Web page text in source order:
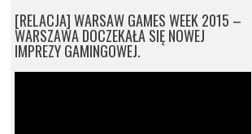
[RELACJA] WARSAW GAMES WEEK 2015 –
WARSZAWA DOCZEKAŁA SIĘ NOWEJ
IMPREZY GAMINGOWEJ.